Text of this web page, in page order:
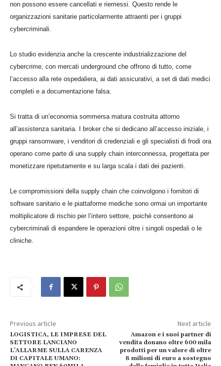
non possono essere cancellati e riemessi. Questo rende le
organizzazioni sanitarie particolarmente attraenti per i gruppi
cybercriminali.
Lo studio evidenzia anche la crescente industrializzazione del
cybercrime, con mercati underground che offrono di tutto, come
l’accesso alla rete ospedaliera, ai dati assicurativi, a set di dati medici
completi e a documentazione falsa.
Si tratta di un’economia sommersa matura costruita attorno
all’assistenza sanitaria. I broker che si dedicano all’accesso iniziale, i
gruppi ransomware, i venditori di credenziali e gli specialisti di frodi ora
operano come parte di una supply chain interconnessa, progettata per
monetizzare ripetutamente e su larga scala i dati dei pazienti.
Le compromissioni della supply chain che coinvolgono i fornitori di
software sanitario e le piattaforme mediche sono ormai un importante
moltiplicatore di rischio per l’intero settore, poiché consentono ai
cybercriminali di espandere le operazioni oltre i singoli ospedali o le
cliniche.
Previous article
LOGISTICA, LE IMPRESE DEL
SETTORE LANCIANO
L’ALLARME SULLA CARENZA
DI CAPITALE UMANO:
Next article
Amazon e i suoi partner di
vendita donano oltre 600 mila
prodotti per un valore di oltre
8 milioni di euro a sostegno